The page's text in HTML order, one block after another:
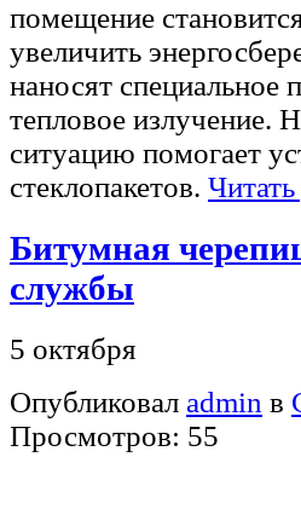
помещение
увеличить
наносят специальное
тепловое излучение.
ситуацию помогает
стеклопакетов.
Битумная
службы
5 октября
Опубликовал admin в
Просмотров: 55